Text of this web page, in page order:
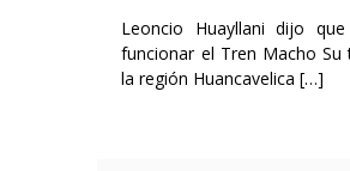
Leoncio Huayllani dijo
funcionar el Tren Macho
la región Huancavelica […]